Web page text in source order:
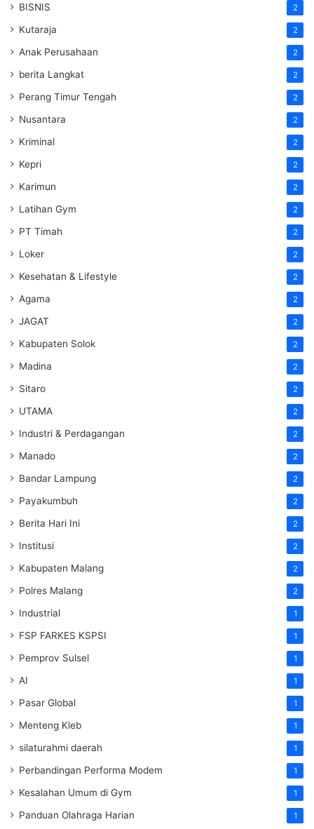
BISNIS 2
Kutaraja 2
Anak Perusahaan 2
berita Langkat 2
Perang Timur Tengah 2
Nusantara 2
Kriminal 2
Kepri 2
Karimun 2
Latihan Gym 2
PT Timah 2
Loker 2
Kesehatan & Lifestyle 2
Agama 2
JAGAT 2
Kabupaten Solok 2
Madina 2
Sitaro 2
UTAMA 2
Industri & Perdagangan 2
Manado 2
Bandar Lampung 2
Payakumbuh 2
Berita Hari Ini 2
Institusi 2
Kabupaten Malang 2
Polres Malang 2
Industrial 1
FSP FARKES KSPSI 1
Pemprov Sulsel 1
AI 1
Pasar Global 1
Menteng Kleb 1
silaturahmi daerah 1
Perbandingan Performa Modem 1
Kesalahan Umum di Gym 1
Panduan Olahraga Harian 1